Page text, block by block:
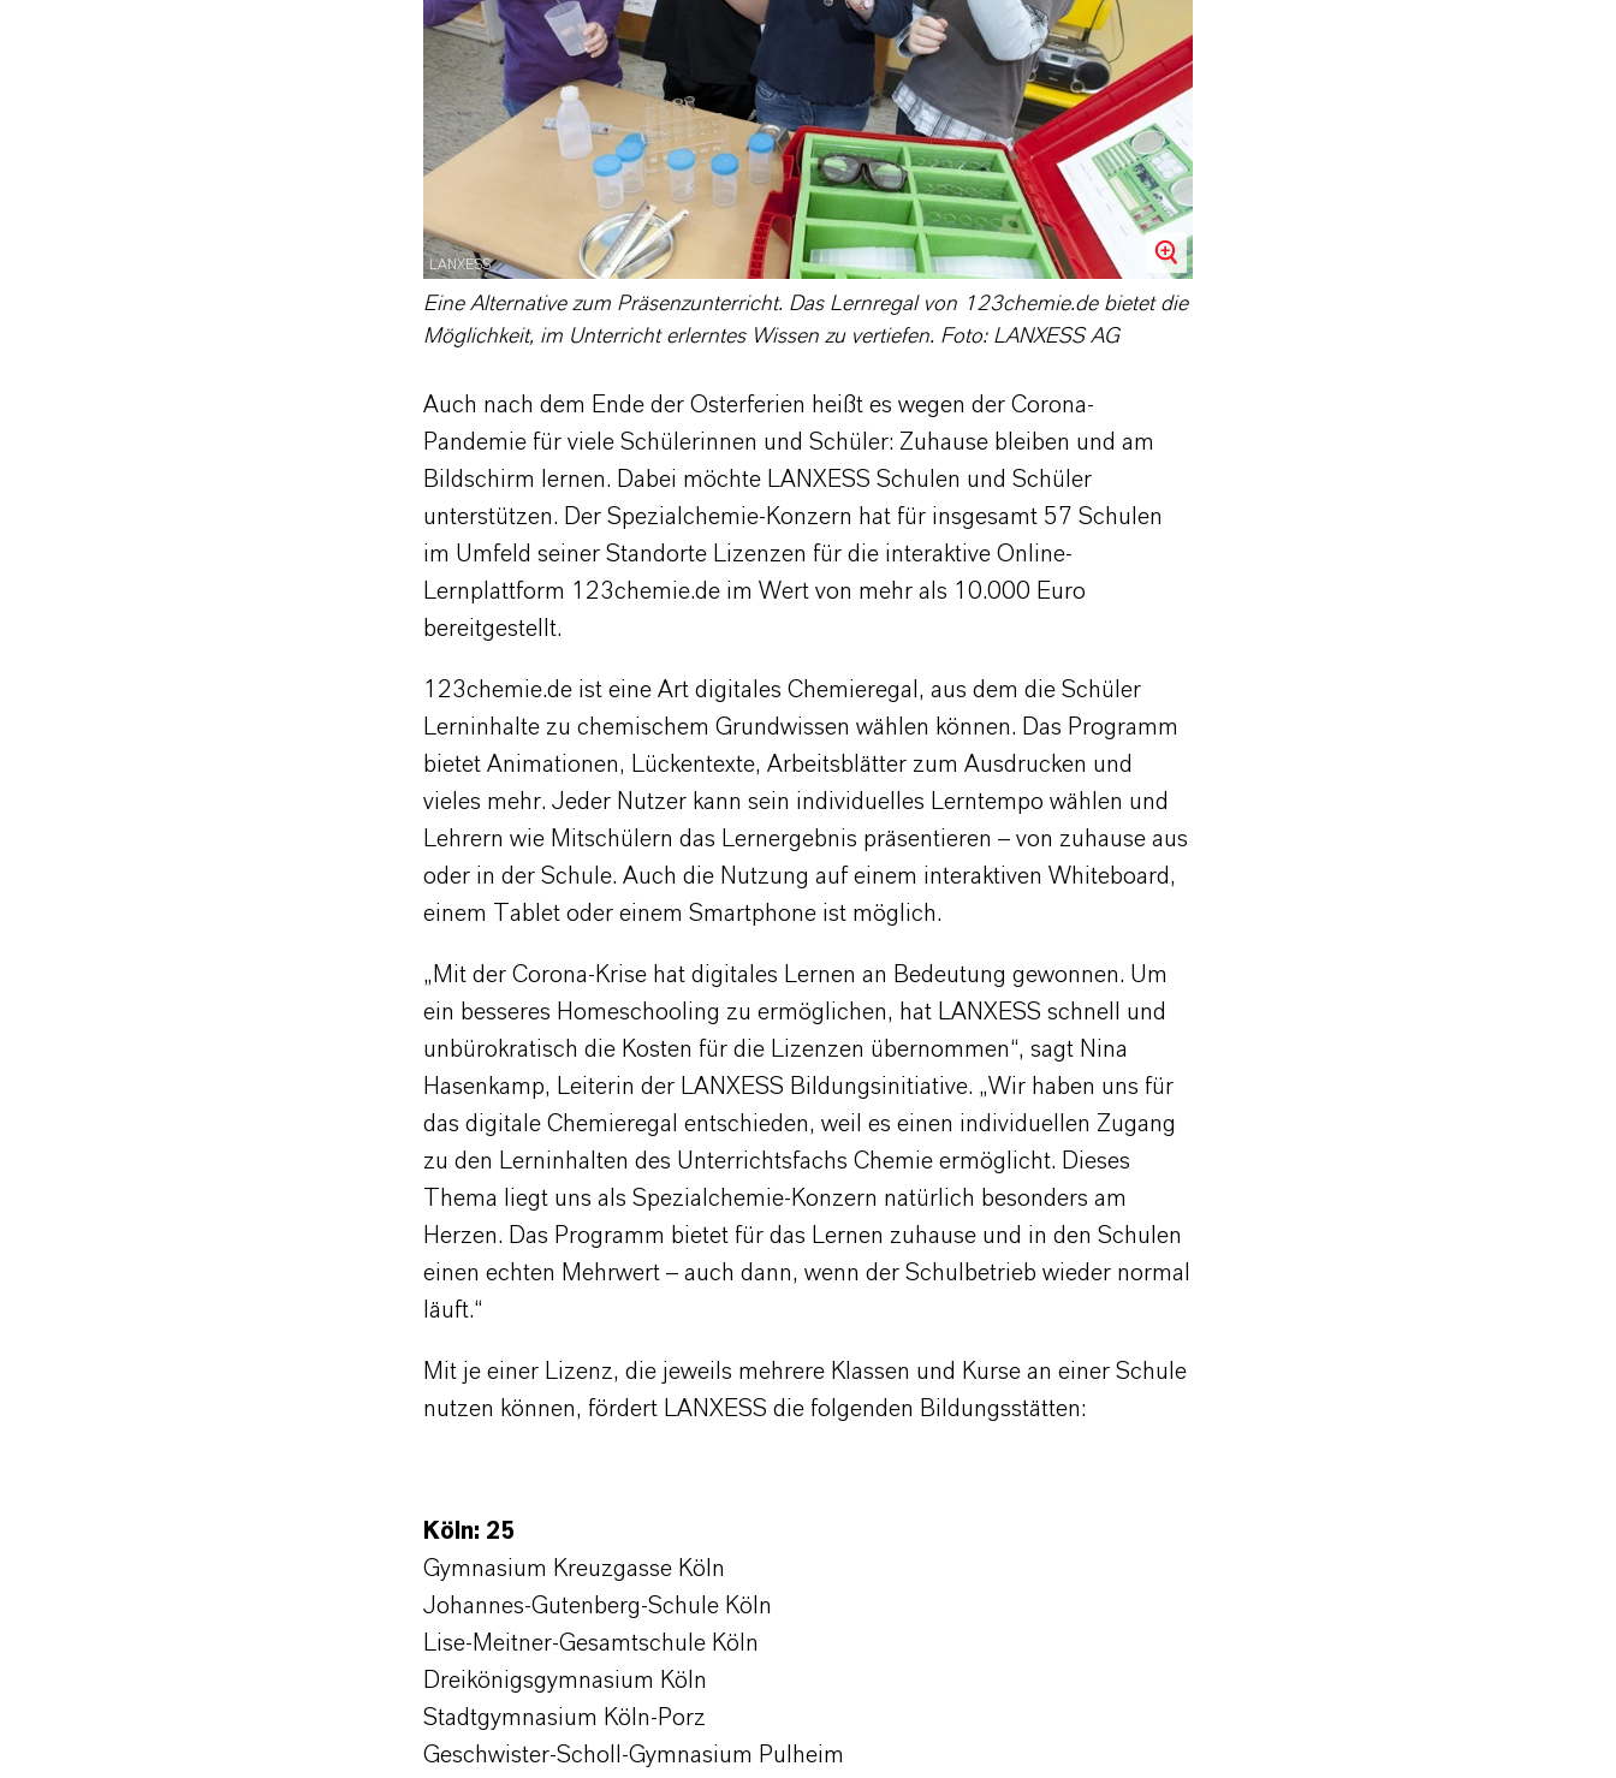
LANXESS
Eine Alternative zum Präsenzunterricht. Das Lernregal von 123chemie.de bietet die
Möglichkeit, im Unterricht erlerntes Wissen zu vertiefen. Foto: LANXESS AG
Auch nach dem Ende der Osterferien heißt es wegen der Corona-
Pandemie für viele Schülerinnen und Schüler: Zuhause bleiben und am
Bildschirm lernen. Dabei möchte LANXESS Schulen und Schüler
unterstützen. Der Spezialchemie-Konzern hat für insgesamt 57 Schulen
im Umfeld seiner Standorte Lizenzen für die interaktive Online-
Lernplattform 123chemie.de im Wert von mehr als 10.000 Euro
bereitgestellt.
123chemie.de ist eine Art digitales Chemieregal, aus dem die Schüler
Lerninhalte zu chemischem Grundwissen wählen können. Das Programm
bietet Animationen, Lückentexte, Arbeitsblätter zum Ausdrucken und
vieles mehr. Jeder Nutzer kann sein individuelles Lerntempo wählen und
Lehrern wie Mitschülern das Lernergebnis präsentieren – von zuhause aus
oder in der Schule. Auch die Nutzung auf einem interaktiven Whiteboard,
einem Tablet oder einem Smartphone ist möglich.
„Mit der Corona-Krise hat digitales Lernen an Bedeutung gewonnen. Um
ein besseres Homeschooling zu ermöglichen, hat LANXESS schnell und
unbürokratisch die Kosten für die Lizenzen übernommen“, sagt Nina
Hasenkamp, Leiterin der LANXESS Bildungsinitiative. „Wir haben uns für
das digitale Chemieregal entschieden, weil es einen individuellen Zugang
zu den Lerninhalten des Unterrichtsfachs Chemie ermöglicht. Dieses
Thema liegt uns als Spezialchemie-Konzern natürlich besonders am
Herzen. Das Programm bietet für das Lernen zuhause und in den Schulen
einen echten Mehrwert – auch dann, wenn der Schulbetrieb wieder normal
läuft.“
Mit je einer Lizenz, die jeweils mehrere Klassen und Kurse an einer Schule
nutzen können, fördert LANXESS die folgenden Bildungsstätten:
Köln: 25
Gymnasium Kreuzgasse Köln
Johannes-Gutenberg-Schule Köln
Lise-Meitner-Gesamtschule Köln
Dreikönigsgymnasium Köln
Stadtgymnasium Köln-Porz
Geschwister-Scholl-Gymnasium Pulheim